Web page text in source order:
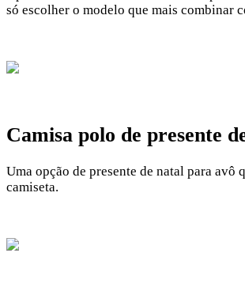
só escolher o modelo que mais combinar
Camisa polo de presente
Uma opção de presente de natal para
camiseta.